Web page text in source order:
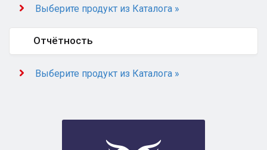
Выберите продукт из Каталога »
Отчётность
Выберите продукт из Каталога »